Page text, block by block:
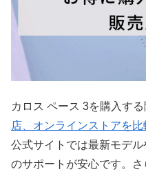
カロス ペース 3を購入する
店、オンラインストアを比
公式サイトでは最新モデ
のサポートが安心です。